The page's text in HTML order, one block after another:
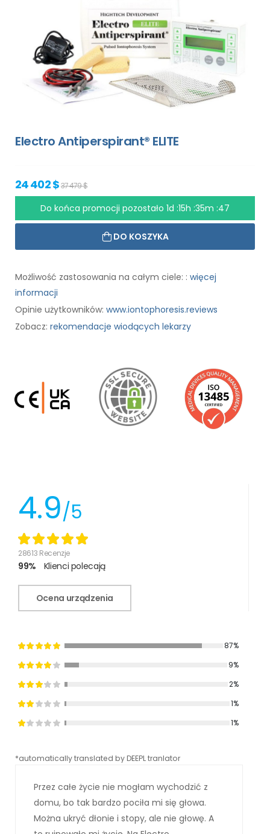
Electro Antiperspirant® ELITE
24 402 $37 479 $
Do końca promocji pozostało 1d :15h :35m :46
DO KOSZYKA
Możliwość zastosowania na całym ciele: : więcej
informacji
Opinie użytkowników: www.iontophoresis.reviews
Zobacz: rekomendacje wiodących lekarzy
4.9/5
28613 Recenzje
99% Klienci polecają
Ocena urządzenia
87%
9%
2%
1%
1%
*automatically translated by DEEPL tranlator
Przez całe życie nie mogłam wychodzić z
domu, bo tak bardzo pociła mi się głowa.
Można ukryć dłonie i stopy, ale nie głowę. A